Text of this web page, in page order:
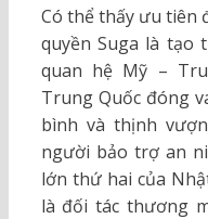
Có thể thấy ưu tiên
quyền Suga là tạo
quan hệ Mỹ –
Trung Quốc đóng
bình và thịnh
người bảo trợ an
lớn thứ hai của
là đối tác thương